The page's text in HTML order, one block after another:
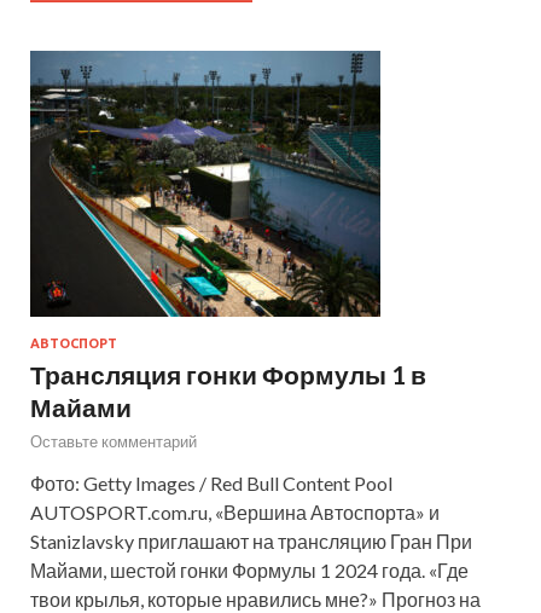
АВТОСПОРТ
Трансляция гонки Формулы 1 в
Майами
Оставьте комментарий
Фото: Getty Images / Red Bull Content Pool
AUTOSPORT.com.ru, «Вершина Автоспорта» и
Stanizlavsky приглашают на трансляцию Гран При
Майами, шестой гонки Формулы 1 2024 года. «Где
твои крылья, которые нравились мне?» Прогноз на